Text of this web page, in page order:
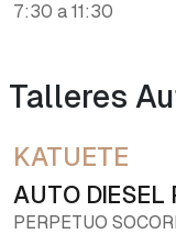
7:30 a 11:30
Talleres
KATUETE
AUTO DIESEL
PERPETUO